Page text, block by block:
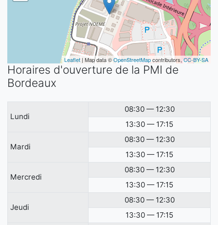
Leaflet| Map data ©OpenStreetMapcontributors,CC-BY-SA
Horaires d'ouverture de la PMI de
Bordeaux
Lundi
08:30 — 12:30
13:30 — 17:15
Mardi
08:30 — 12:30
13:30 — 17:15
Mercredi
08:30 — 12:30
13:30 — 17:15
Jeudi
08:30 — 12:30
13:30 — 17:15